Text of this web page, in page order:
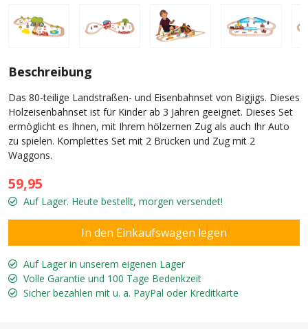
Beschreibung
Das 80-teilige Landstraßen- und Eisenbahnset von Bigjigs. Dieses
Holzeisenbahnset ist für Kinder ab 3 Jahren geeignet. Dieses Set
ermöglicht es Ihnen, mit Ihrem hölzernen Zug als auch Ihr Auto
zu spielen. Komplettes Set mit 2 Brücken und Zug mit 2
Waggons.
59,95
Auf Lager. Heute bestellt, morgen versendet!
Auf Lager in unserem eigenen Lager
Volle Garantie und 100 Tage Bedenkzeit
Sicher bezahlen mit u. a. PayPal oder Kreditkarte